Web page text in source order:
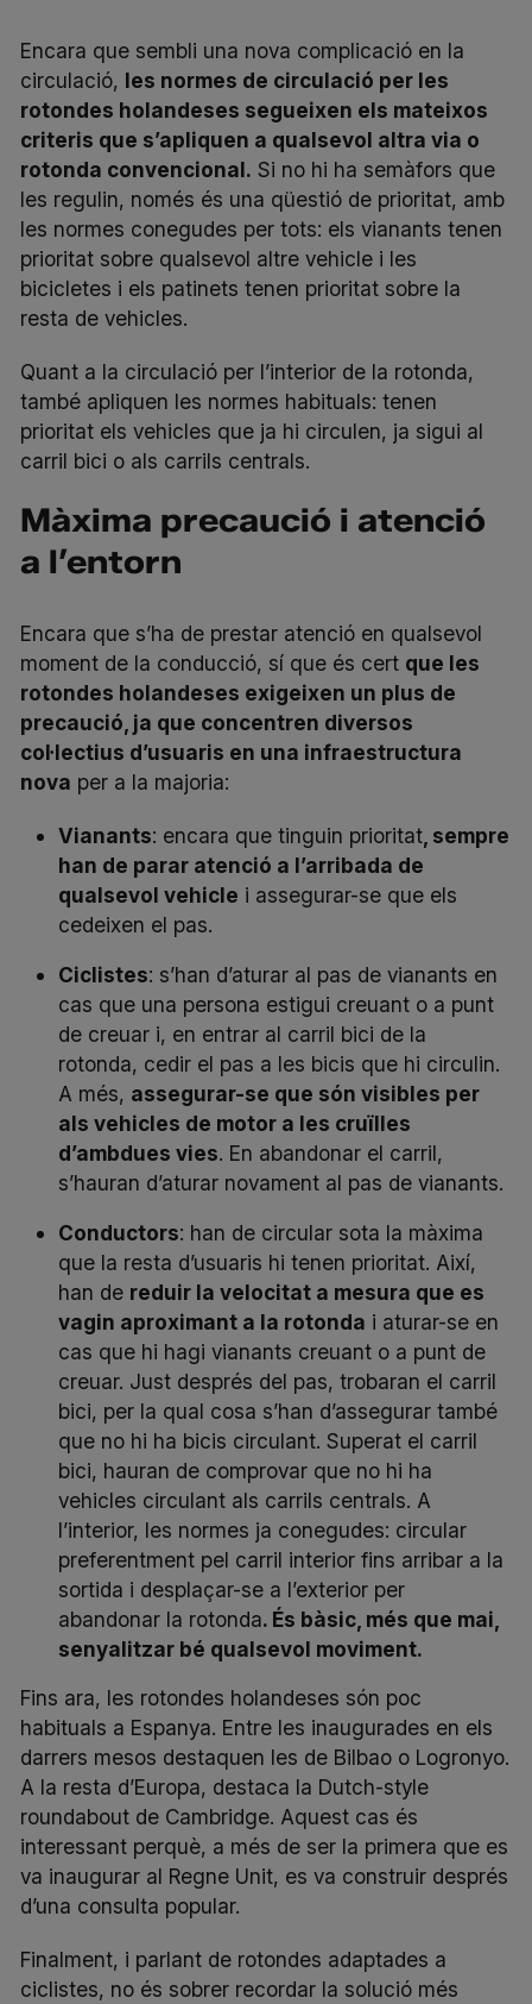
Encara que sembli una nova complicació en la
circulació, les normes de circulació per les
rotondes holandeses segueixen els mateixos
criteris que s’apliquen a qualsevol altra via o
rotonda convencional. Si no hi ha semàfors que
les regulin, només és una qüestió de prioritat, amb
les normes conegudes per tots: els vianants tenen
prioritat sobre qualsevol altre vehicle i les
bicicletes i els patinets tenen prioritat sobre la
resta de vehicles.
Quant a la circulació per l’interior de la rotonda,
també apliquen les normes habituals: tenen
prioritat els vehicles que ja hi circulen, ja sigui al
carril bici o als carrils centrals.
Màxima precaució i atenció
a l’entorn
Encara que s’ha de prestar atenció en qualsevol
moment de la conducció, sí que és cert que les
rotondes holandeses exigeixen un plus de
precaució, ja que concentren diversos
col·lectius d’usuaris en una infraestructura
nova per a la majoria:
Vianants: encara que tinguin prioritat , sempre
han de parar atenció a l’arribada de
qualsevol vehicle i assegurar-se que els
cedeixen el pas.
Ciclistes: s’han d’aturar al pas de vianants en
cas que una persona estigui creuant o a punt
de creuar i, en entrar al carril bici de la
rotonda, cedir el pas a les bicis que hi circulin.
A més, assegurar-se que són visibles per
als vehicles de motor a les cruïlles
d’ambdues vies. En abandonar el carril,
s’hauran d’aturar novament al pas de vianants.
Conductors: han de circular sota la màxima
que la resta d’usuaris hi tenen prioritat. Així,
han de reduir la velocitat a mesura que es
vagin aproximant a la rotonda i aturar-se en
cas que hi hagi vianants creuant o a punt de
creuar. Just després del pas, trobaran el carril
bici, per la qual cosa s’han d’assegurar també
que no hi ha bicis circulant. Superat el carril
bici, hauran de comprovar que no hi ha
vehicles circulant als carrils centrals. A
l’interior, les normes ja conegudes: circular
preferentment pel carril interior fins arribar a la
sortida i desplaçar-se a l’exterior per
abandonar la rotonda. És bàsic, més que mai,
senyalitzar bé qualsevol moviment.
Fins ara, les rotondes holandeses són poc
habituals a Espanya. Entre les inaugurades en els
darrers mesos destaquen les de Bilbao o Logronyo.
A la resta d’Europa, destaca la Dutch-style
roundabout de Cambridge. Aquest cas és
interessant perquè, a més de ser la primera que es
va inaugurar al Regne Unit, es va construir després
d’una consulta popular.
Finalment, i parlant de rotondes adaptades a
ciclistes, no és sobrer recordar la solució més